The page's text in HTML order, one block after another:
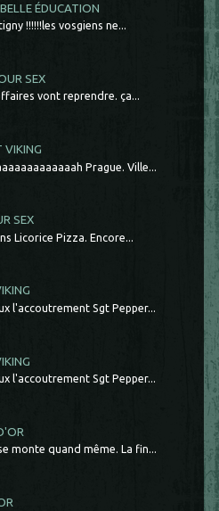
ÉDUCATION
!!!!!!les vosgiens ne...
SEX
vont reprendre. ça...
VIKING
Prague. Ville...
SEX
Licorice Pizza. Encore...
l'accoutrement Sgt Pepper...
l'accoutrement Sgt Pepper...
monte quand même. La fin...